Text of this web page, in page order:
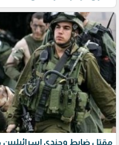
مقتل ضابط وجندي إسرائيليين